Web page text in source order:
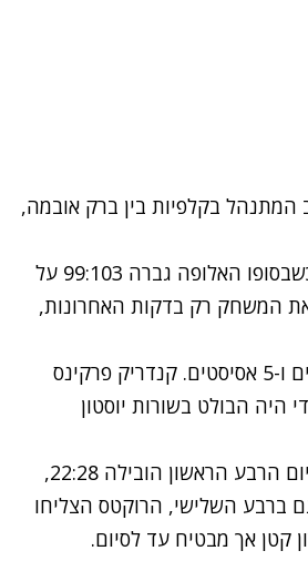
המתנהל בקלפיות בין ברק אובמה,
אך הלילה (רביעי) התנהל גם קרב צמוד בין בוסטון ליוסטון, כשבסופו האלופה גברה 99:103 על
המשחק רק בדקות האחרונות,
ריי אלן היה כוכב המשחק כשסיים עם 29 נקודות, 5 ריבאונדים ו-5 אסיסטים. קנדריק פרקינס
טרייסי מגריידי היה הבולט בשורות יוסטון
המשחק היה צמוד, אך הפתיחה היתה שייכה לבוסטון כשבסיום הרבע הראשון הובילה 22:28,
ברבע השלישי, הרוקטס הצליחו
קטן אך מבטיח עד לסיום.